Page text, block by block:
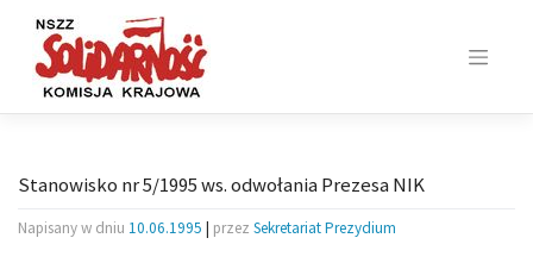
content
Stanowisko nr 5/1995 ws. odwołania Prezesa NIK
Napisany w dniu 10.06.1995 | przez Sekretariat Prezydium